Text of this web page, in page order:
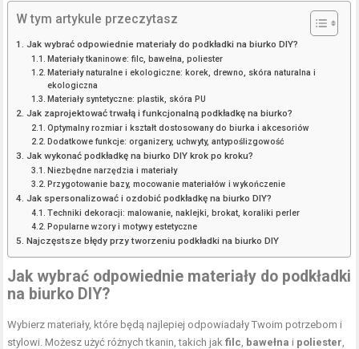
W tym artykule przeczytasz
Jak wybrać odpowiednie materiały do podkładki na biurko DIY?
Materiały tkaninowe: filc, bawełna, poliester
Materiały naturalne i ekologiczne: korek, drewno, skóra naturalna i
ekologiczna
Materiały syntetyczne: plastik, skóra PU
Jak zaprojektować trwałą i funkcjonalną podkładkę na biurko?
Optymalny rozmiar i kształt dostosowany do biurka i akcesoriów
Dodatkowe funkcje: organizery, uchwyty, antypoślizgowość
Jak wykonać podkładkę na biurko DIY krok po kroku?
Niezbędne narzędzia i materiały
Przygotowanie bazy, mocowanie materiałów i wykończenie
Jak spersonalizować i ozdobić podkładkę na biurko DIY?
Techniki dekoracji: malowanie, naklejki, brokat, koraliki perler
Popularne wzory i motywy estetyczne
Najczęstsze błędy przy tworzeniu podkładki na biurko DIY
Jak wybrać odpowiednie materiały do podkładki
na biurko DIY?
Wybierz materiały, które będą najlepiej odpowiadały Twoim potrzebom i
stylowi. Możesz użyć różnych tkanin, takich jakfilc bawełna i poliester